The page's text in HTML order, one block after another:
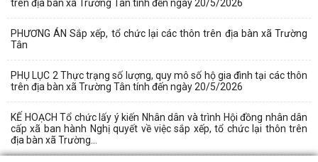
trên địa bàn xã Trường Tân tính đến ngày 20/5/2026
PHƯƠNG ÁN Sắp xếp, tổ chức lại các thôn trên địa bàn xã Trường
Tân
PHỤ LỤC 2 Thực trạng số lượng, quy mô số hộ gia đình tại các thôn
trên địa bàn xã Trường Tân tính đến ngày 20/5/2026
KẾ HOẠCH Tổ chức lấy ý kiến Nhân dân và trình Hội đồng nhân dân
cấp xã ban hành Nghị quyết về việc sắp xếp, tổ chức lại thôn trên
địa bàn xã Trường...